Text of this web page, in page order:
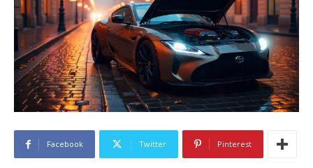
Facebook Twitter Pinterest